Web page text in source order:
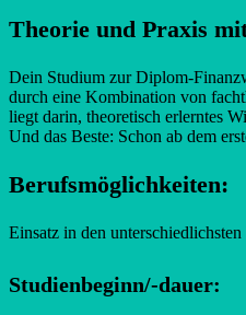
Theorie und Praxis
Dein Studium zur Diplom-
durch eine Kombination von
liegt darin, theoretisch erlerntes
Und das Beste: Schon ab dem
Berufsmöglichkeiten:
Einsatz in den
Studienbeginn/-dauer: